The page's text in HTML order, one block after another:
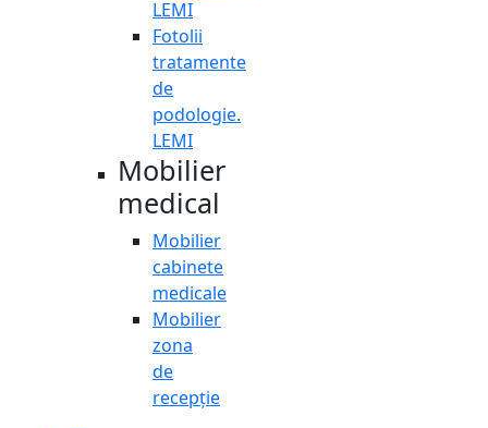
LEMI
Fotolii
tratamente
de
podologie.
LEMI
Mobilier
medical
Mobilier
cabinete
medicale
Mobilier
zona
de
recepție